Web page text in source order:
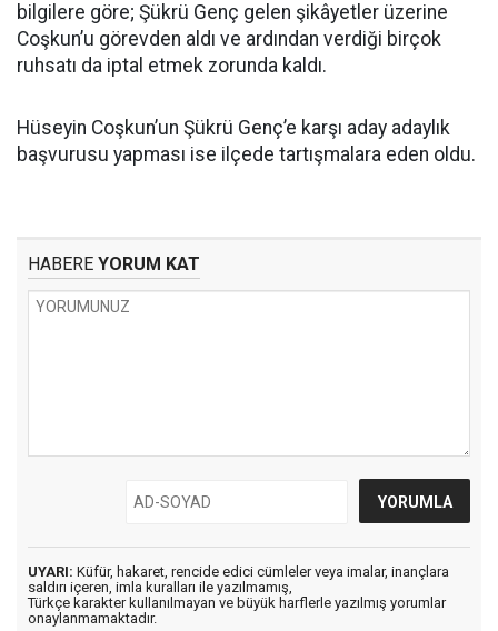
bilgilere göre; Şükrü Genç gelen şikâyetler üzerine
Coşkun’u görevden aldı ve ardından verdiği birçok
ruhsatı da iptal etmek zorunda kaldı.
Hüseyin Coşkun’un Şükrü Genç’e karşı aday adaylık
başvurusu yapması ise ilçede tartışmalara eden oldu.
HABERE YORUM KAT
UYARI: Küfür, hakaret, rencide edici cümleler veya imalar, inançlara
saldırı içeren, imla kuralları ile yazılmamış,
Türkçe karakter kullanılmayan ve büyük harflerle yazılmış yorumlar
onaylanmamaktadır.